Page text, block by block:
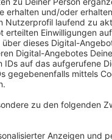
wurde vor einigen
Dorfgemeinschaften
dazu muss in rund
die CDU die
Montag (14. März